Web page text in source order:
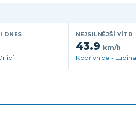
DNES NEJSILNĚJŠÍ VÍTR
43.9 km/h
Kopřivnice - Lubina